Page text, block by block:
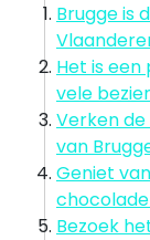
Brugge is
Het is
vele
Verken
van
Geniet
chocolade
Bezoek